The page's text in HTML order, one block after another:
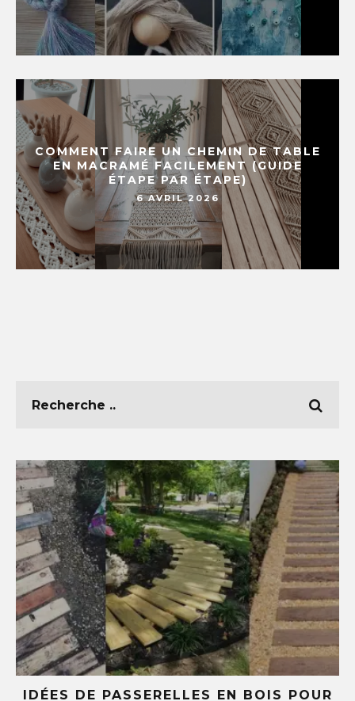
COMMENT FAIRE UN CHEMIN DE TABLE
EN MACRAMÉ FACILEMENT (GUIDE
ÉTAPE PAR ÉTAPE)
6 AVRIL 2026
BOIS POUR
5 IDÉES DIY AVEC DES